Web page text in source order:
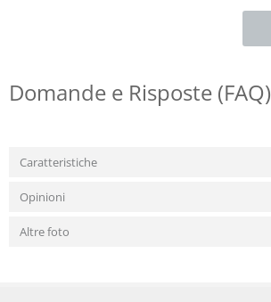
Domande e Risposte (FAQ)
Caratteristiche
Opinioni
Altre foto